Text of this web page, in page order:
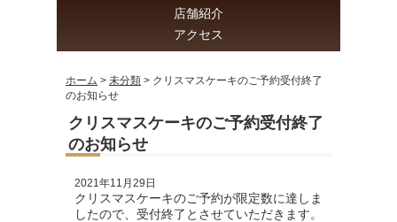
店舗紹介
アクセス
ホーム > 未分類 > クリスマスケーキのご予約受付終了
のお知らせ
クリスマスケーキのご予約受付終了
のお知らせ
2021年11月29日
クリスマスケーキのご予約が限定数に達しま
したので、受付終了とさせていただきます。